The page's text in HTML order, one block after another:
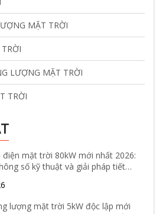
MẶT TRỜI
LƯỢNG MẶT TRỜI
TRỜI
điện mặt trời 80kW mới nhất 2026:
số kỹ thuật và giải pháp tiết
lượng mặt trời 5kW độc lập mới